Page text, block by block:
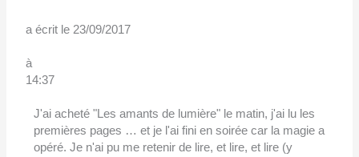
a écrit le 23/09/2017
à
14:37
J'ai acheté "Les amants de lumière" le matin, j'ai lu les
premières pages … et je l'ai fini en soirée car la magie a
opéré. Je n'ai pu me retenir de lire, et lire, et lire (y